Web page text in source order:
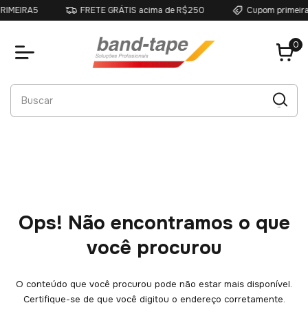
FRETE GRÁTIS acima de R$250 Cupom primeira
0
Ops! Não encontramos o que
você procurou
O conteúdo que você procurou pode não estar mais disponível.
Certifique-se de que você digitou o endereço corretamente.